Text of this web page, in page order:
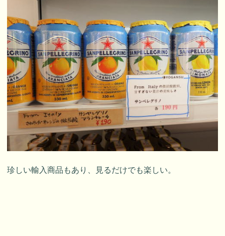
珍しい輸入商品もあり、見るだけでも楽しい。